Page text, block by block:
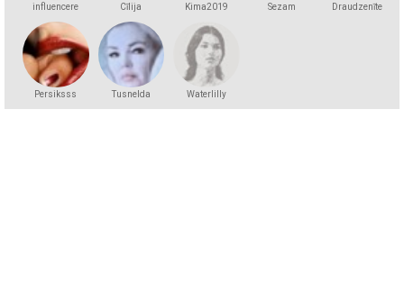
influencere Cīlija Kima2019 Sezam Draudzenīte
Persiksss Tusnelda Waterlilly